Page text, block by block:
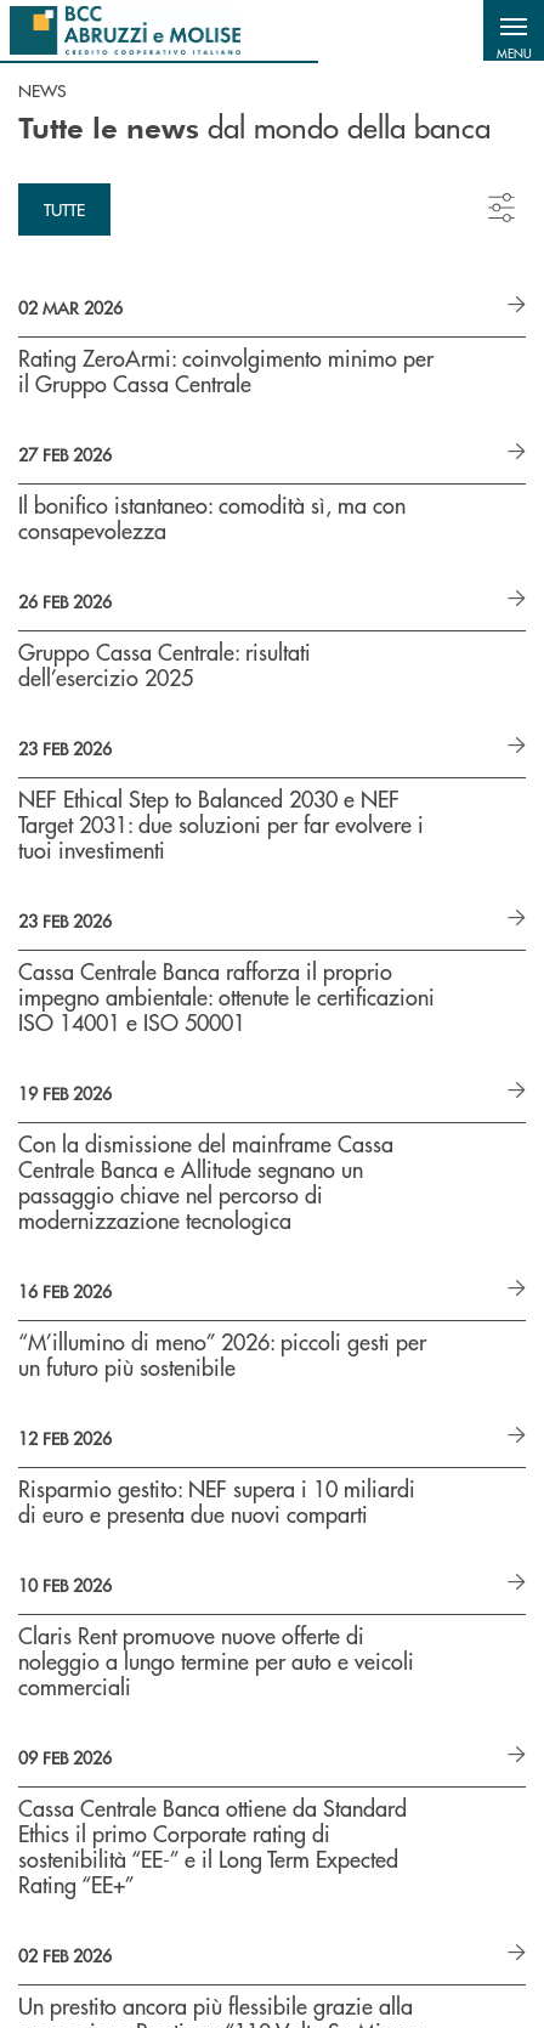
Salta al contenuto principale
MENU
NEWS
Tutte le news dal mondo della banca
TUTTE
02 MAR 2026
Rating ZeroArmi: coinvolgimento minimo per
il Gruppo Cassa Centrale
27 FEB 2026
Il bonifico istantaneo: comodità sì, ma con
consapevolezza
26 FEB 2026
Gruppo Cassa Centrale: risultati
dell’esercizio 2025
23 FEB 2026
NEF Ethical Step to Balanced 2030 e NEF
Target 2031: due soluzioni per far evolvere i
tuoi investimenti
23 FEB 2026
Cassa Centrale Banca rafforza il proprio
impegno ambientale: ottenute le certificazioni
ISO 14001 e ISO 50001
19 FEB 2026
Con la dismissione del mainframe Cassa
Centrale Banca e Allitude segnano un
passaggio chiave nel percorso di
modernizzazione tecnologica
16 FEB 2026
“M’illumino di meno” 2026: piccoli gesti per
un futuro più sostenibile
12 FEB 2026
Risparmio gestito: NEF supera i 10 miliardi
di euro e presenta due nuovi comparti
10 FEB 2026
Claris Rent promuove nuove offerte di
noleggio a lungo termine per auto e veicoli
commerciali
09 FEB 2026
Cassa Centrale Banca ottiene da Standard
Ethics il primo Corporate rating di
sostenibilità “EE-” e il Long Term Expected
Rating “EE+”
02 FEB 2026
Un prestito ancora più flessibile grazie alla